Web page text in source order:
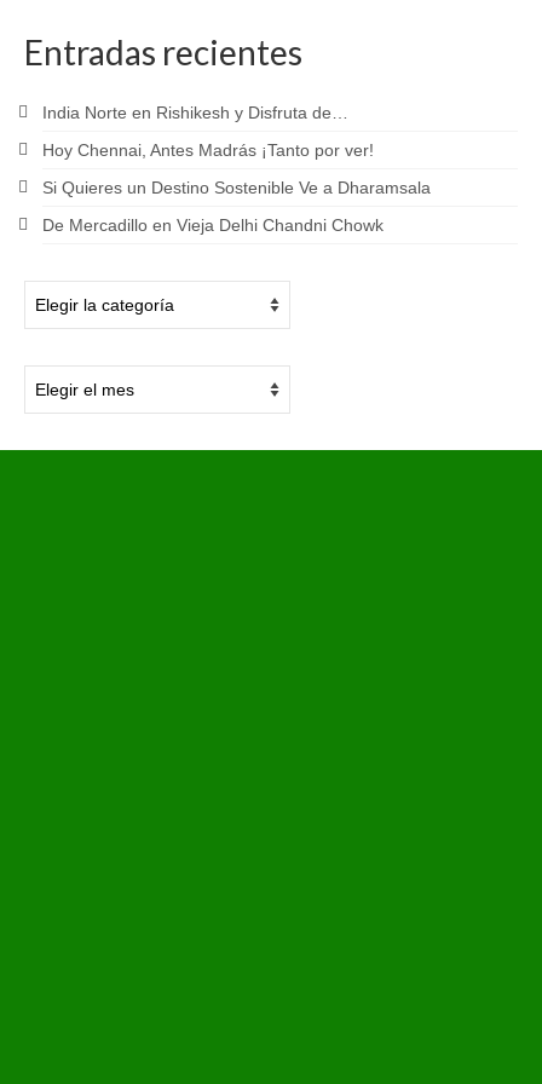
Entradas recientes
India Norte en Rishikesh y Disfruta de…
Hoy Chennai, Antes Madrás ¡Tanto por ver!
Si Quieres un Destino Sostenible Ve a Dharamsala
De Mercadillo en Vieja Delhi Chandni Chowk